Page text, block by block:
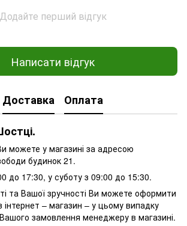
Додайте перший відгук
Написати відгук
Доставка Оплата
можете у магазині за адресою
будинок 21.
до 17:30, у суботу з 09:00 до 15:30.
та Вашої зручності Ви можете оформити
– магазин – у цьому випадку
замовлення менеджеру в магазині.